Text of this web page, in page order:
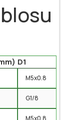
D1
M5x0.8
G1/8
M5x0.8